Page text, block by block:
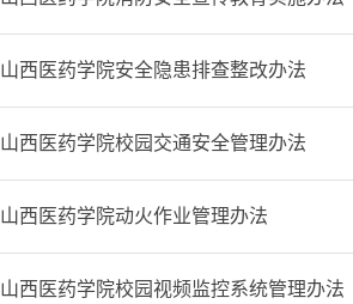
山西医药学院安全隐患排查整改办法
山西医药学院校园交通安全管理办法
山西医药学院动火作业管理办法
山西医药学院校园视频监控系统管理办法